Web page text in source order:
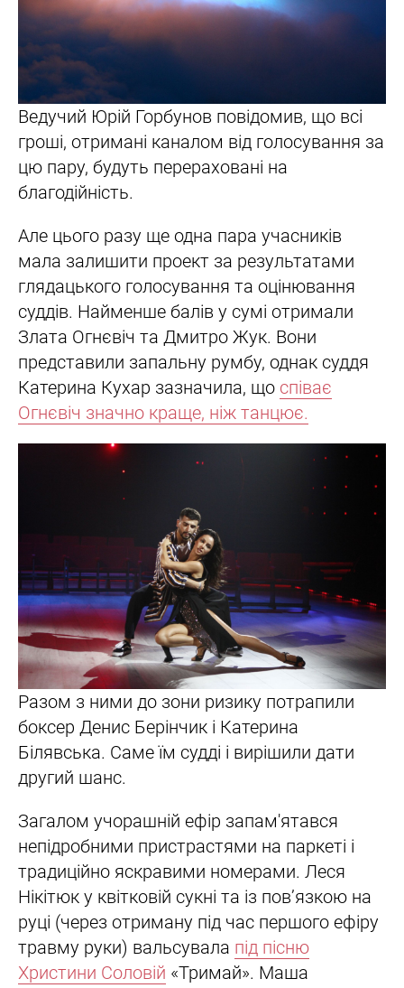
Ведучий Юрій Горбунов повідомив, що всі
гроші, отримані каналом від голосування за
цю пару, будуть перераховані на
благодійність.
Але цього разу ще одна пара учасників
мала залишити проект за результатами
глядацького голосування та оцінювання
суддів. Найменше балів у сумі отримали
Злата Огнєвіч та Дмитро Жук. Вони
представили запальну румбу, однак суддя
Катерина Кухар зазначила, що співає
Огнєвіч значно краще, ніж танцює.
Разом з ними до зони ризику потрапили
боксер Денис Берінчик і Катерина
Білявська. Саме їм судді і вирішили дати
другий шанс.
Загалом учорашній ефір запам'ятався
непідробними пристрастями на паркеті і
традиційно яскравими номерами. Леся
Нікітюк у квітковій сукні та із пов’язкою на
руці (через отриману під час першого ефіру
травму руки) вальсувала під пісню
Христини Соловій «Тримай». Маша